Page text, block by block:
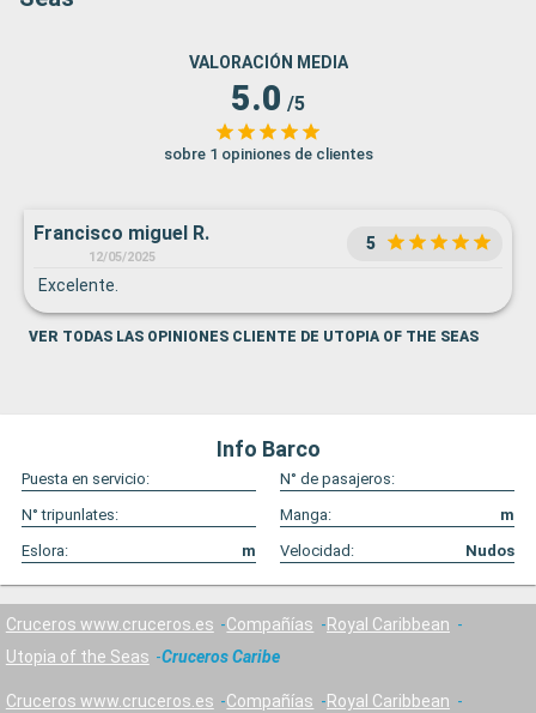
VALORACIÓN MEDIA
5.0 /5
sobre 1 opiniones de clientes
Francisco miguel R.
12/05/2025
5
Excelente.
VER TODAS LAS OPINIONES CLIENTE DE UTOPIA OF THE SEAS
Info Barco
Puesta en servicio:
N° de pasajeros:
N° tripunlates:
Manga:
m
Eslora:
m Velocidad: Nudos
Cruceros www.cruceros.es Compañías
Royal Caribbean
Utopia of the Seas
Cruceros Caribe
Cruceros www.cruceros.es Compañías
Royal Caribbean